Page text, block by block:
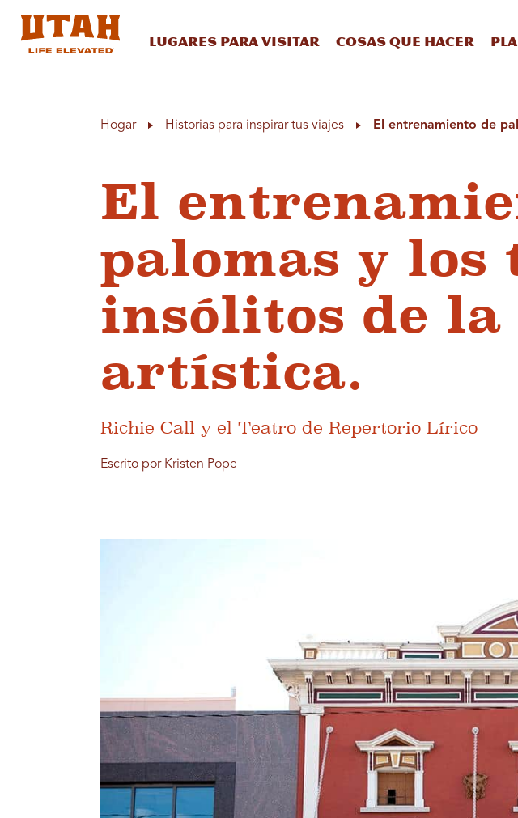
Lugares para visitar Cosas que hacer
Hogar Historias para inspirar tus viajes El entrenamiento de
El
palomas y los
insólitos de
artística.
Richie Call y el Teatro de Repertorio Lírico
Escrito por Kristen Pope